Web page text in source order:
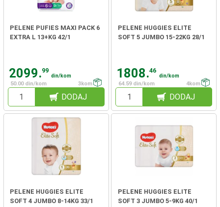
PELENE PUFIES MAXI PACK 6
EXTRA L 13+KG 42/1
2099.99
din/kom
50.00 din/kom
3kom
DODAJ
PELENE HUGGIES ELITE
SOFT 5 JUMBO 15-22KG 28/1
1808.46
din/kom
64.59 din/kom
4kom
DODAJ
PELENE HUGGIES ELITE
SOFT 4 JUMBO 8-14KG 33/1
PELENE HUGGIES ELITE
SOFT 3 JUMBO 5-9KG 40/1